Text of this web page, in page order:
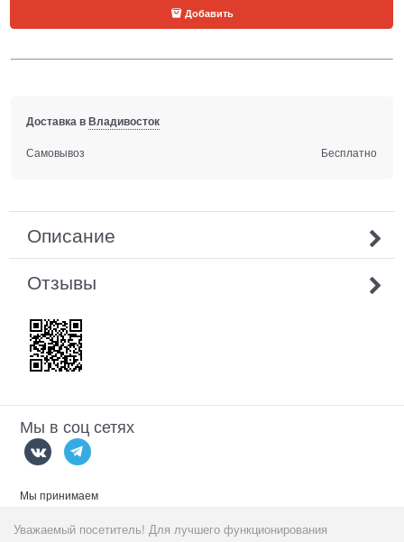
Добавить
Доставка вВладивосток
Самовывоз Бесплатно
Описание
Отзывы
Мы в соц сетях
Мы принимаем
Уважаемый посетитель! Для лучшего функционирования